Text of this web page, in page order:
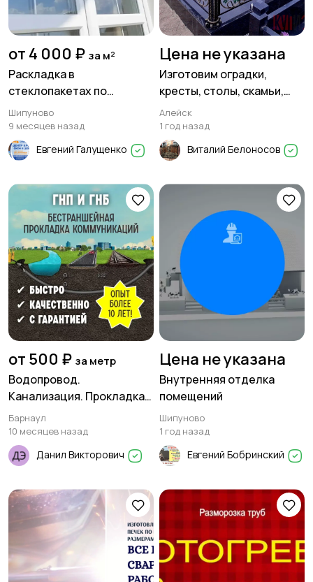
от 4 000 ₽ за м²
Раскладка в
стеклопакетах по
индивидуальным эскизам
в Шипуново! 📞 8-963-526-
02-42
Шипуново
9 месяцев назад
Евгений Галущенко
Цена не указана
Изготовим оградки,
кресты, столы, скамьи,
цветники, вазы.
Алейск
1 год назад
Виталий Белоносов
от 500 ₽ за метр
Водопровод.
Канализация. Прокладка
труб методом ГНБ
Барнаул
10 месяцев назад
Данил Викторович
Цена не указана
Внутренняя отделка
помещений
Шипуново
1 год назад
Евгений Бобринский